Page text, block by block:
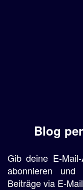
Blog
Gib deine E-
abonnieren und
Beiträge via E-